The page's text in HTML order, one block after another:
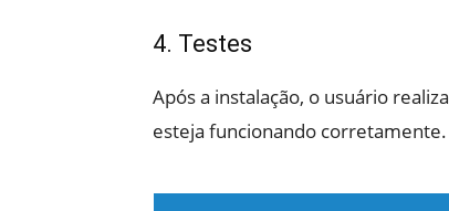
4. Testes
Após a instalação, o usuário
esteja funcionando corretamente.